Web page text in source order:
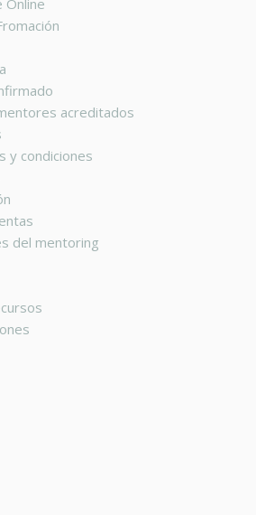
Online
acreditados
y condiciones
del mentoring